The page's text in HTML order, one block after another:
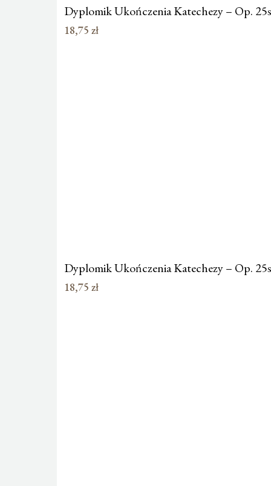
Dyplomik Ukończenia Katechezy – Op.
18,75 zł
Dyplomik Ukończenia Katechezy – Op.
18,75 zł